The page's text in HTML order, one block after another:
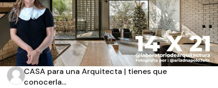
CASA para una Arquitecta | tienes que
conocerla...